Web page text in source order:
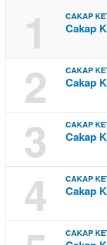
1 CAKAP
Cakap
2 CAKAP
Cakap
3 CAKAP
Cakap
4 CAKAP
Cakap
CAKAP